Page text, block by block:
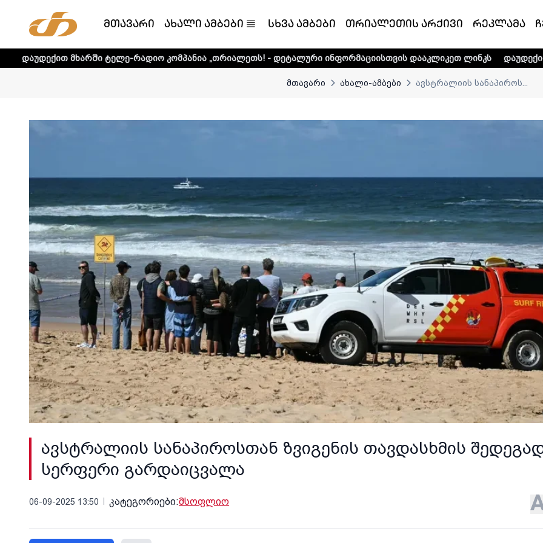
მთავარი ახალი ამბები სხვა ამბები თრიალეთის არქივი რეკლამა
ტელე-რადიო კომპანია „თრიალეთს! - დეტალური ინფორმაციისთვის დააკლიკეთ ლინკს დაუდექით მხარში
მთავარი ახალი-ამბები ავსტრალიის სანაპიროს...
ავსტრალიის სანაპიროსთან ზვიგენის თავდასხმის
სერფერი გარდაიცვალა
06-09-2025 13:50 კატეგორიები:მსოფლიო